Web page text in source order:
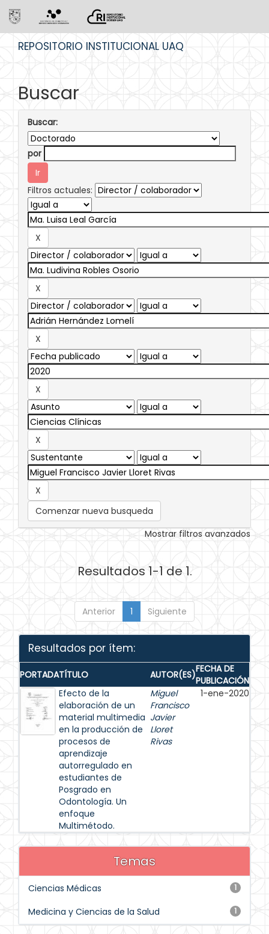
REPOSITORIO INSTITUCIONAL UAQ
Buscar
Buscar:
por
Filtros actuales:
Comenzar nueva busqueda
Mostrar filtros avanzados
Resultados 1-1 de 1.
Anterior 1 Siguiente
Resultados por ítem:
PORTADATÍTULO AUTOR(ES)FECHA DE
PUBLICACIÓN
Efecto de la
elaboración de un
material multimedia
en la producción de
procesos de
aprendizaje
autorregulado en
estudiantes de
Posgrado en
Odontología. Un
enfoque
Multimétodo.
Miguel
Francisco
Javier
Lloret
Rivas
1-ene-2020
Temas
1
Ciencias Médicas
1
Medicina y Ciencias de la Salud